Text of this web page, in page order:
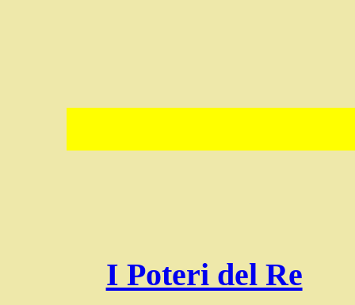
I Poteri del Re